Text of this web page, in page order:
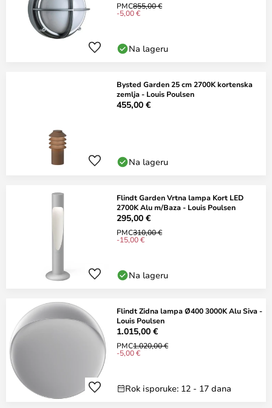
PMC855,00 €
-5,00 €
Na lageru
Bysted Garden 25 cm 2700K kortenska
zemlja - Louis Poulsen
455,00 €
Na lageru
Flindt Garden Vrtna lampa Kort LED
2700K Alu m/Baza - Louis Poulsen
295,00 €
PMC310,00 €
-15,00 €
Na lageru
Flindt Zidna lampa Ø400 3000K Alu Siva -
Louis Poulsen
1.015,00 €
PMC1.020,00 €
-5,00 €
Rok isporuke: 12 - 17 dana